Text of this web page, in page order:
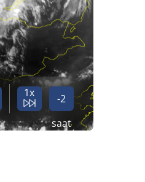
1x
-2
saat